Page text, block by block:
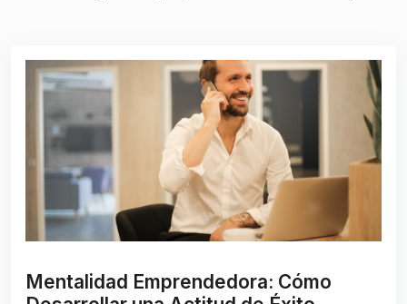
Mentalidad Emprendedora: Cómo